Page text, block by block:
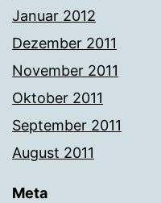
Januar 2012
Dezember 2011
November 2011
Oktober 2011
September 2011
August 2011
Meta